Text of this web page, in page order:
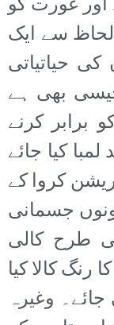
سے ایک
حیاتیاتی
بھی ہے
برابر کرنے
کیا جائے
کروا کے
جسمانی
طرح کالی
رنگ کالا کیا
وغیرہ